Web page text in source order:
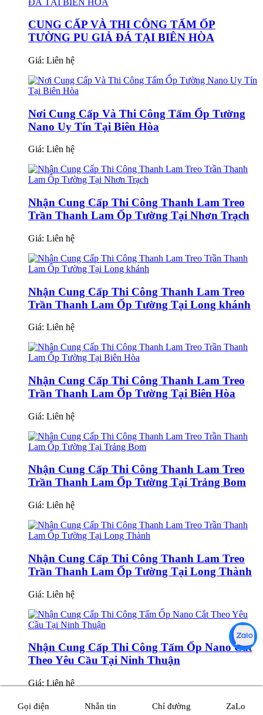
CUNG CẤP VÀ THI CÔNG TẤM ỐP
TƯỜNG PU GIẢ ĐÁ TẠI BIÊN HÒA
Giá: Liên hệ
Nơi Cung Cấp Và Thi Công Tấm Ốp Tường
Nano Uy Tín Tại Biên Hòa
Giá: Liên hệ
Nhận Cung Cấp Thi Công Thanh Lam Treo
Trần Thanh Lam Ốp Tường Tại Nhơn Trạch
Giá: Liên hệ
Nhận Cung Cấp Thi Công Thanh Lam Treo
Trần Thanh Lam Ốp Tường Tại Long khánh
Giá: Liên hệ
Nhận Cung Cấp Thi Công Thanh Lam Treo
Trần Thanh Lam Ốp Tường Tại Biên Hòa
Giá: Liên hệ
Nhận Cung Cấp Thi Công Thanh Lam Treo
Trần Thanh Lam Ốp Tường Tại Trảng Bom
Giá: Liên hệ
Nhận Cung Cấp Thi Công Thanh Lam Treo
Trần Thanh Lam Ốp Tường Tại Long Thành
Giá: Liên hệ
Nhận Cung Cấp Thi Công Tấm Ốp Nano Cắt
Theo Yêu Cầu Tại Ninh Thuận
Giá:Liên hệ
Gọi điện Nhắn tin Chỉ đường ZaLo